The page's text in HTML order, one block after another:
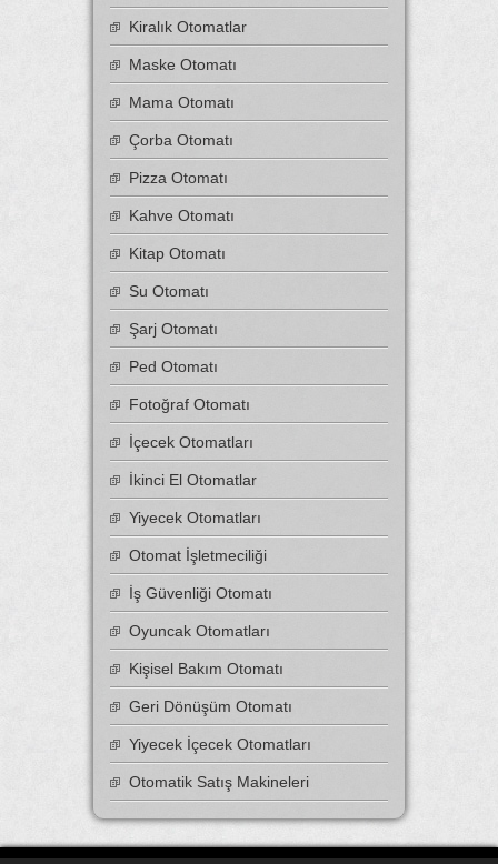
Kiralık Otomatlar
Maske Otomatı
Mama Otomatı
Çorba Otomatı
Pizza Otomatı
Kahve Otomatı
Kitap Otomatı
Su Otomatı
Şarj Otomatı
Ped Otomatı
Fotoğraf Otomatı
İçecek Otomatları
İkinci El Otomatlar
Yiyecek Otomatları
Otomat İşletmeciliği
İş Güvenliği Otomatı
Oyuncak Otomatları
Kişisel Bakım Otomatı
Geri Dönüşüm Otomatı
Yiyecek İçecek Otomatları
Otomatik Satış Makineleri